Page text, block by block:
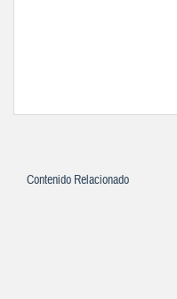
Contenido Relacionado